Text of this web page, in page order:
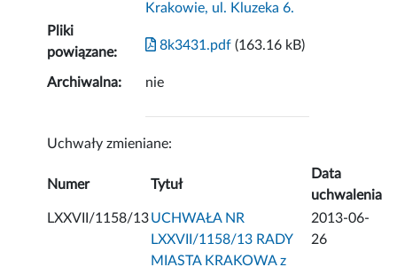
Krakowie, ul. Kluzeka 6.
Pliki
powiązane:
8k3431.pdf (163.16 kB)
Archiwalna: nie
Uchwały zmieniane:
Numer Tytuł
Data
uchwalenia
LXXVII/1158/13UCHWAŁA NR
LXXVII/1158/13 RADY
MIASTA KRAKOWA z
2013-06-
26